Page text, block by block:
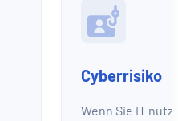
Cyberrisiko
Wenn Sie IT